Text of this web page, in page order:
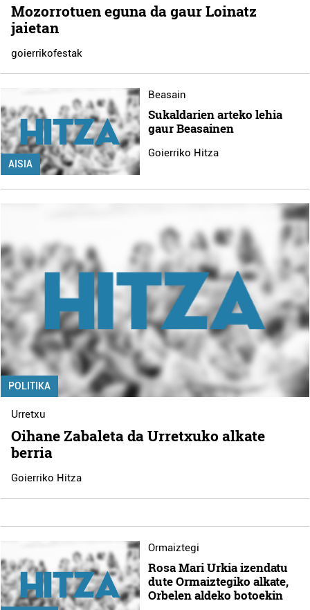
Mozorrotuen eguna da gaur Loinatz
jaietan
goierrikofestak
AISIA
Beasain
Sukaldarien arteko lehia
gaur Beasainen
Goierriko Hitza
POLITIKA
Urretxu
Oihane Zabaleta da Urretxuko alkate
berria
Goierriko Hitza
Ormaiztegi
Rosa Mari Urkia izendatu
dute Ormaiztegiko alkate,
Orbelen aldeko botoekin